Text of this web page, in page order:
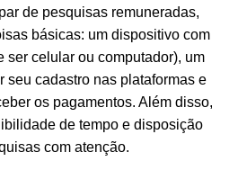
de pesquisas remuneradas,
básicas: um dispositivo com
ser celular ou computador), um
seu cadastro nas plataformas e
os pagamentos. Além disso,
de tempo e disposição
com atenção.